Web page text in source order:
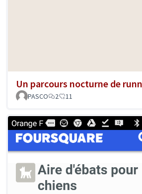
Un parcours nocturne de
PASCO
2 11